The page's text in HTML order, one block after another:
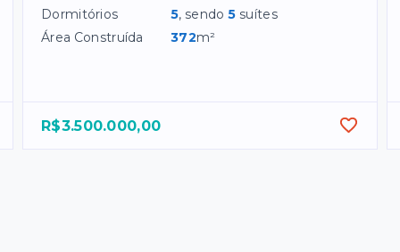
Dormitórios 5, sendo5 suítes
Área Construída
372m²
R$3.500.000,00